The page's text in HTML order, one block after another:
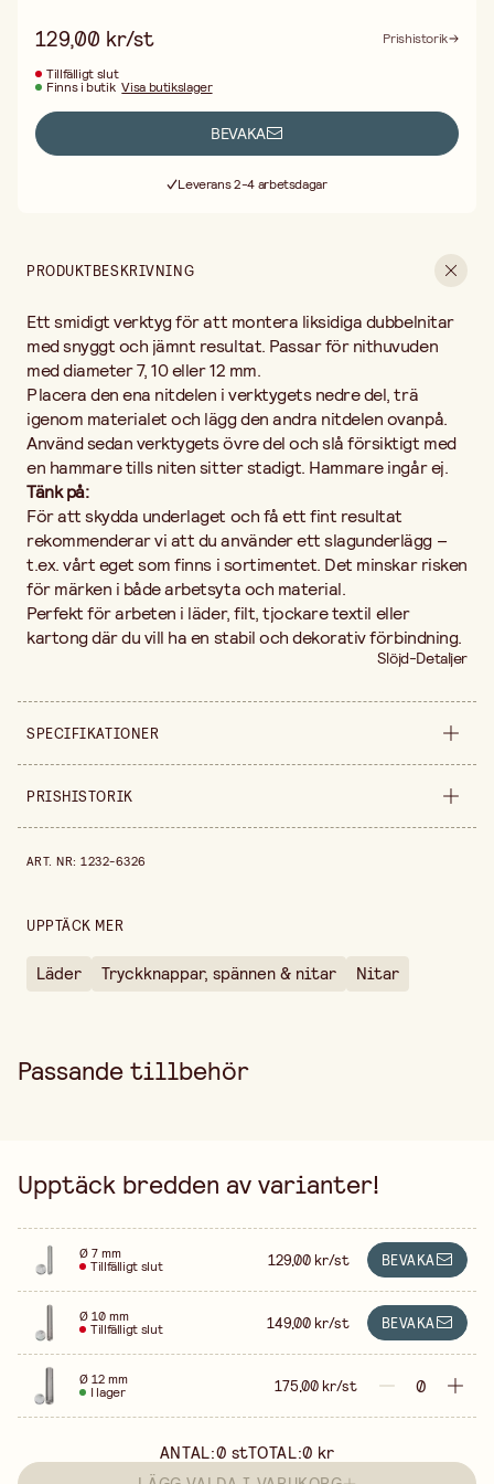
både arbetsyta och material.
vill ha en stabil och dekorativ förbindning.
129,00 kr/st
Prishistorik
Tillfälligt slut
Finns i butik Visa butikslager
BEVAKA
Leverans 2-4 arbetsdagar
PRODUKTBESKRIVNING
Ett smidigt verktyg för att montera liksidiga dubbelnitar
med snyggt och jämnt resultat. Passar för nithuvuden
med diameter 7, 10 eller 12 mm.
Placera den ena nitdelen i verktygets nedre del, trä
igenom materialet och lägg den andra nitdelen ovanpå.
Använd sedan verktygets övre del och slå försiktigt med
en hammare tills niten sitter stadigt. Hammare ingår ej.
Tänk på:
För att skydda underlaget och få ett fint resultat
rekommenderar vi att du använder ett slagunderlägg –
t.ex. vårt eget som finns i sortimentet. Det minskar risken
för märken i både arbetsyta och material.
Perfekt för arbeten i läder, filt, tjockare textil eller
kartong där du vill ha en stabil och dekorativ förbindning.
Slöjd-Detaljer
SPECIFIKATIONER
Produktvariant Ø 7 mm
Säljs i
PRISHISTORIK
ART. NR:1232-6326
UPPTÄCK MER
Läder Tryckknappar, spännen & nitar Nitar
Passande tillbehör
Upptäck bredden av varianter!
Ø 7 mm
Tillfälligt slut 129,00 kr/st BEVAKA
Ø 10 mm
Tillfälligt slut 149,00 kr/st BEVAKA
Ø 12 mm
I lager 175,00 kr/st
ANTAL:0 stTOTAL:0 kr